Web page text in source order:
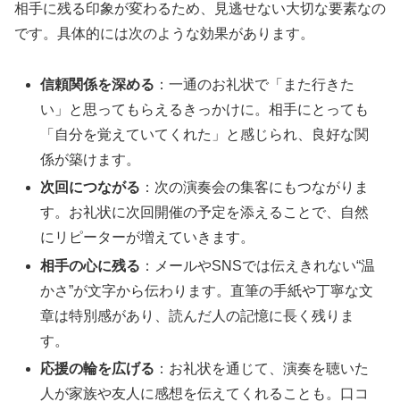
相手に残る印象が変わるため、見逃せない大切な要素なの
です。具体的には次のような効果があります。
信頼関係を深める ：一通のお礼状で「また行きた
い」と思ってもらえるきっかけに。相手にとっても
「自分を覚えていてくれた」と感じられ、良好な関
係が築けます。
次回につながる ：次の演奏会の集客にもつながりま
す。お礼状に次回開催の予定を添えることで、自然
にリピーターが増えていきます。
相手の心に残る ：メールやSNSでは伝えきれない“温
かさ”が文字から伝わります。直筆の手紙や丁寧な文
章は特別感があり、読んだ人の記憶に長く残りま
す。
応援の輪を広げる ：お礼状を通じて、演奏を聴いた
人が家族や友人に感想を伝えてくれることも。口コ